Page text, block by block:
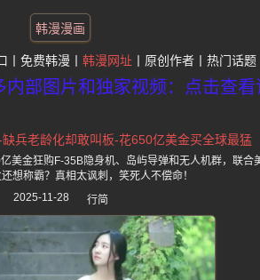
韩漫漫画
免费韩漫 韩漫网址 原创作者 热门话题
内部图片和独家视频：点击查看
兵老龄化却敢叫板-花650亿美金买全球最猛
美金狂购F-35B隐身机、岛屿导弹和无人机群，联合
想称霸？真相太讽刺，笑死人不偿命！
2025-11-28
行简